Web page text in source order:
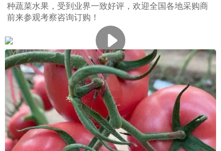
种蔬菜水果，受到业界一致好评，欢迎全国各地采购商
前来参观考察咨询订购！